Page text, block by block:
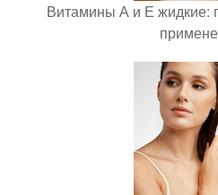
Витамины А и Е жидкие: